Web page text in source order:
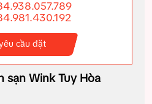
cầu đặt
sạn Wink Tuy Hòa